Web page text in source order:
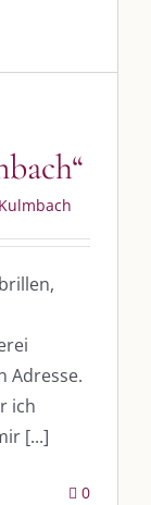
Adresse.
ich
[...]
0